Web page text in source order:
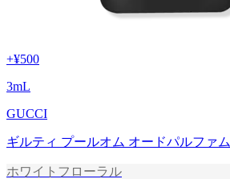
+¥500
3mL
GUCCI
ギルティ プールオム オードパルファム
ホワイトフローラル